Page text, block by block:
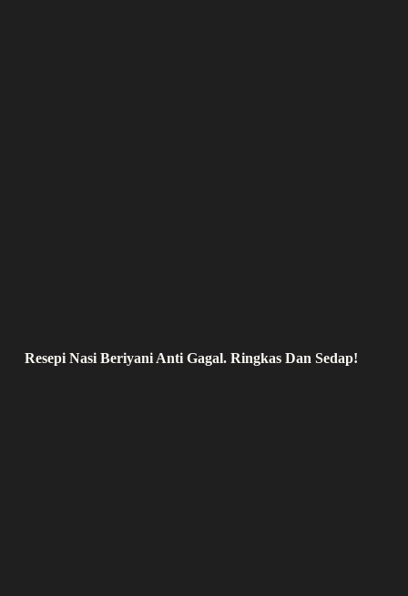
Resepi Nasi Beriyani Anti Gagal. Ringkas Dan Sedap!